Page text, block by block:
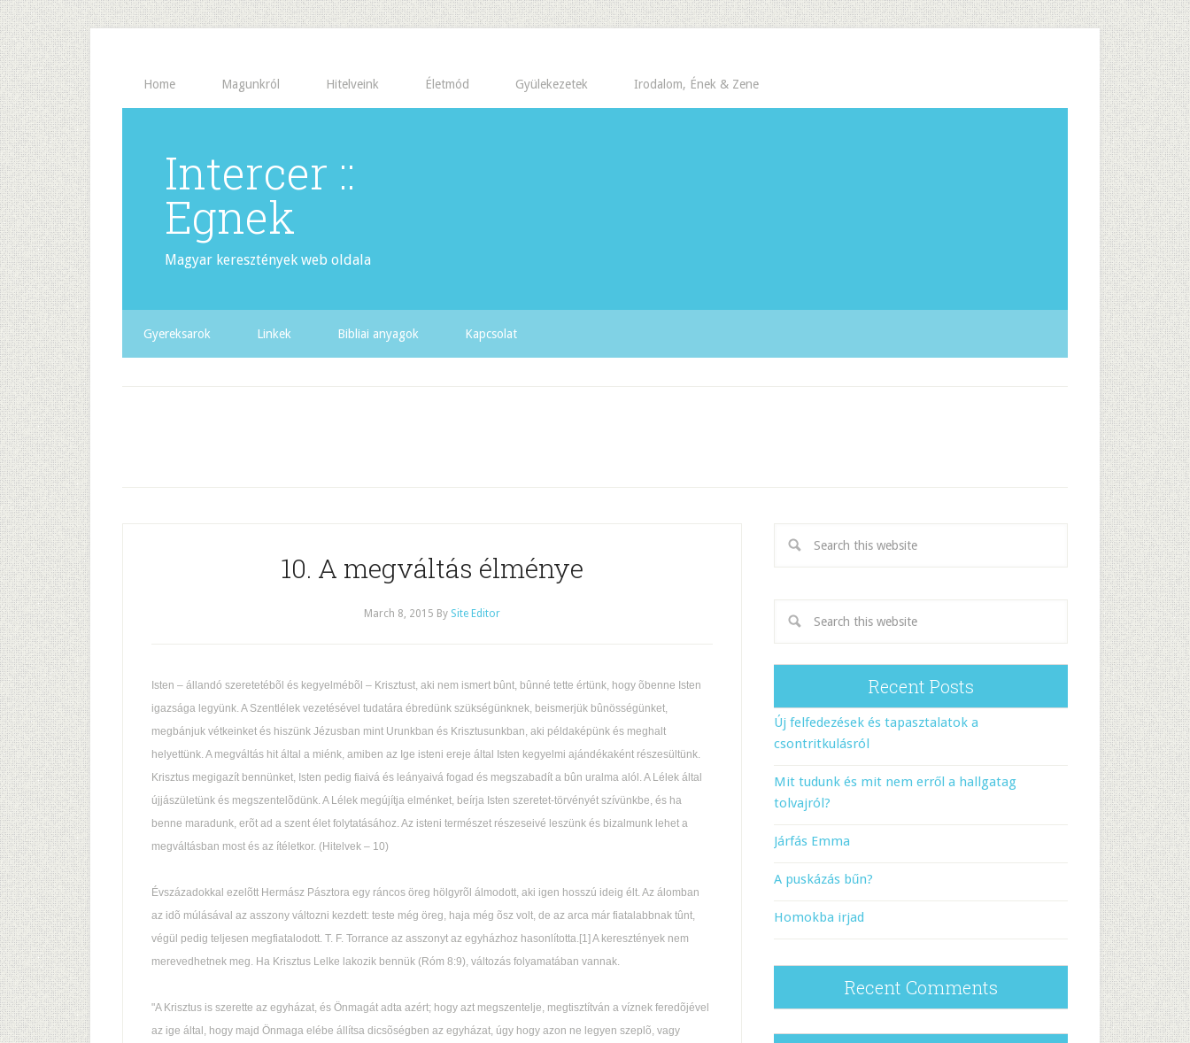
Home Magunkról Hitelveink Életmód Gyülekezetek Irodalom, Ének & Zene
Intercer ::
Egnek
Magyar keresztények web oldala
Gyereksarok Linkek Bibliai anyagok Kapcsolat
10. A megváltás élménye
March 8, 2015 By Site Editor
Isten – állandó szeretetébõl és kegyelmébõl – Krisztust, aki nem ismert bûnt, bûnné tette értünk, hogy õbenne Isten
igazsága legyünk. A Szentlélek vezetésével tudatára ébredünk szükségünknek, beismerjük bûnösségünket,
megbánjuk vétkeinket és hiszünk Jézusban mint Urunkban és Krisztusunkban, aki példaképünk és meghalt
helyettünk. A megváltás hit által a miénk, amiben az Ige isteni ereje által Isten kegyelmi ajándékaként részesültünk.
Krisztus megigazít bennünket, Isten pedig fiaivá és leányaivá fogad és megszabadít a bûn uralma alól. A Lélek által
újjászületünk és megszentelõdünk. A Lélek megújítja elménket, beírja Isten szeretet-törvényét szívünkbe, és ha
benne maradunk, erõt ad a szent élet folytatásához. Az isteni természet részeseivé leszünk és bizalmunk lehet a
megváltásban most és az ítéletkor. (Hitelvek – 10)
Évszázadokkal ezelõtt Hermász Pásztora egy ráncos öreg hölgyrõl álmodott, aki igen hosszú ideig élt. Az álomban
az idõ múlásával az asszony változni kezdett: teste még öreg, haja még õsz volt, de az arca már fiatalabbnak tûnt,
végül pedig teljesen megfiatalodott. T. F. Torrance az asszonyt az egyházhoz hasonlította.[1] A keresztények nem
merevedhetnek meg. Ha Krisztus Lelke lakozik bennük (Róm 8:9), változás folyamatában vannak.
"A Krisztus is szerette az egyházat, és Önmagát adta azért; hogy azt megszentelje, megtisztítván a víznek feredõjével
az ige által, hogy majd Önmaga elébe állítsa dicsõségben az egyházat, úgy hogy azon ne legyen szeplõ, vagy
Recent Posts
Új felfedezések és tapasztalatok a
csontritkulásról
Mit tudunk és mit nem erről a hallgatag
tolvajról?
Járfás Emma
A puskázás bűn?
Homokba irjad
Recent Comments